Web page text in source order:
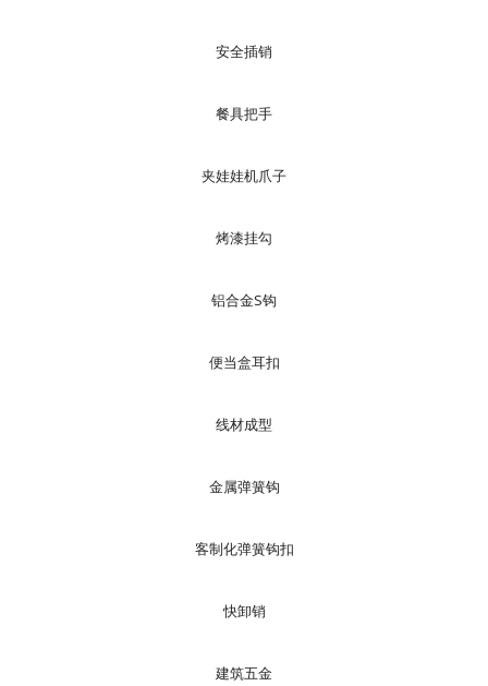
安全插销
餐具把手
夹娃娃机爪子
烤漆挂勾
铝合金S钩
便当盒耳扣
线材成型
金属弹簧钩
客制化弹簧钩扣
快卸销
建筑五金